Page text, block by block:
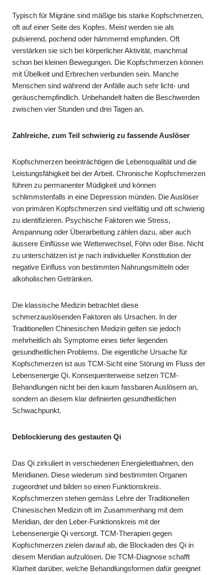
Typisch für Migräne sind mäßige bis starke Kopfschmerzen,
oft auf einer Seite des Kopfes. Meist werden sie als
pulsierend, pochend oder hämmernd empfunden. Oft
verstärken sie sich bei körperlicher Aktivität, manchmal
schon bei kleinen Bewegungen. Die Kopfschmerzen können
mit Übelkeit und Erbrechen verbunden sein. Manche
Menschen sind während der Anfälle auch sehr licht- und
geräuschempfindlich. Unbehandelt halten die Beschwerden
zwischen vier Stunden und drei Tagen an.
Zahlreiche, zum Teil schwierig zu fassende Auslöser
Kopfschmerzen beeinträchtigen die Lebensqualität und die
Leistungsfähigkeit bei der Arbeit. Chronische Kopfschmerzen
führen zu permanenter Müdigkeit und können
schlimmstenfalls in eine Depression münden. Die Auslöser
von primären Kopfschmerzen sind vielfältig und oft schwierig
zu identifizieren. Psychische Faktoren wie Stress,
Anspannung oder Überarbeitung zählen dazu, aber auch
äussere Einflüsse wie Wetterwechsel, Föhn oder Bise. Nicht
zu unterschätzen ist je nach individueller Konstitution der
negative Einfluss von bestimmten Nahrungsmitteln oder
alkoholischen Getränken.
Die klassische Medizin betrachtet diese
schmerzauslösenden Faktoren als Ursachen. In der
Traditionellen Chinesischen Medizin gelten sie jedoch
mehrheitlich als Symptome eines tiefer liegenden
gesundheitlichen Problems. Die eigentliche Ursache für
Kopfschmerzen ist aus TCM-Sicht eine Störung im Fluss der
Lebensenergie Qi. Konsequenterweise setzen TCM-
Behandlungen nicht bei den kaum fassbaren Auslösern an,
sondern an diesem klar definierten gesundheitlichen
Schwachpunkt.
Deblockierung des gestauten Qi
Das Qi zirkuliert in verschiedenen Energieleitbahnen, den
Meridianen. Diese wiederum sind bestimmten Organen
zugeordnet und bilden so einen Funktionskreis.
Kopfschmerzen stehen gemäss Lehre der Traditionellen
Chinesischen Medizin oft im Zusammenhang mit dem
Meridian, der den Leber-Funktionskreis mit der
Lebensenergie Qi versorgt. TCM-Therapien gegen
Kopfschmerzen zielen darauf ab, die Blockaden des Qi in
diesem Meridian aufzulösen. Die TCM-Diagnose schafft
Klarheit darüber, welche Behandlungsformen dafür geeignet